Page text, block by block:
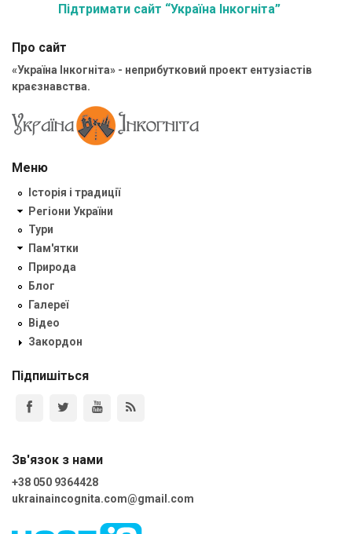
Підтримати сайт “Україна Інкогніта”
Про сайт
«Україна Інкогніта» - неприбутковий проект ентузіастів
краєзнавства.
Меню
Історія і традиції
Регіони України
Тури
Пам'ятки
Природа
Блог
Галереї
Відео
Закордон
Підпишіться
Зв'язок з нами
+38 050 9364428
ukrainaincognita.com@gmail.com